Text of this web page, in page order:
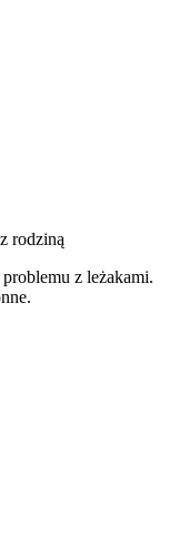
rodziną
z leżakami.